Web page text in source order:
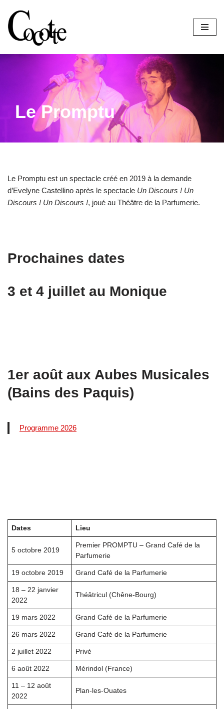
Aller
au
Le Promptu
Le Promptu est un spectacle créé en 2019 à la demande
d’Evelyne Castellino après le spectacle Un Discours ! Un
Discours ! Un Discours !, joué au Théâtre de la Parfumerie.
Prochaines dates
3 et 4 juillet au Monique
1er août aux Aubes Musicales
(Bains des Paquis)
Programme 2026
Dates Lieu
5 octobre 2019
Premier PROMPTU – Grand Café de la
Parfumerie
19 octobre 2019 Grand Café de la Parfumerie
18 – 22 janvier
2022
Théâtricul (Chêne-Bourg)
19 mars 2022 Grand Café de la Parfumerie
26 mars 2022 Grand Café de la Parfumerie
2 juillet 2022 Privé
6 août 2022 Mérindol (France)
11 – 12 août
2022
Plan-les-Ouates